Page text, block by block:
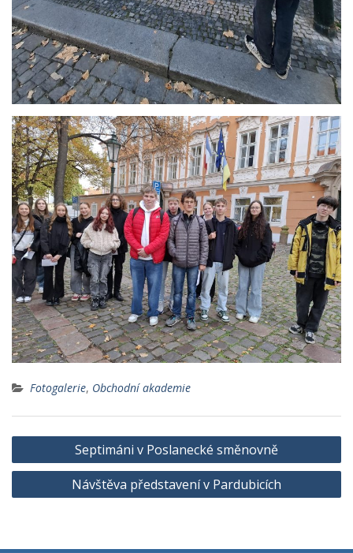
Fotogalerie, Obchodní akademie
Navigace
pro
příspěvek
Septimáni v Poslanecké směnovně
Návštěva představení v Pardubicích